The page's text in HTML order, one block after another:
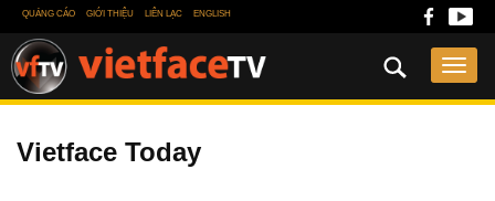
QUẢNG CÁO GIỚI THIỆU LIÊN LẠC ENGLISH
Vietface Today